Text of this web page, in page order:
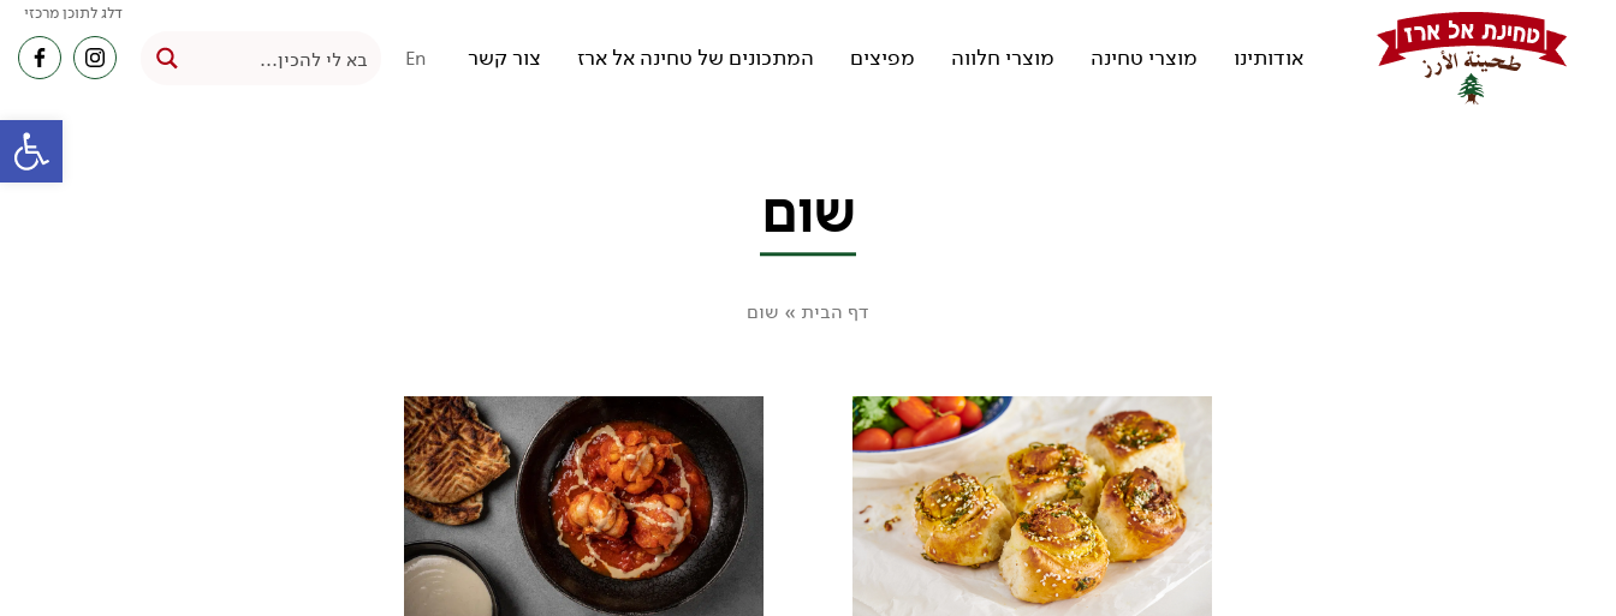
דלג לתוכן מרכזי
אודותינו מוצרי טחינה מוצרי חלווה מפיצים המתכונים של טחינה אל ארז צור קשר En
שום
דף הבית » שום
פתח